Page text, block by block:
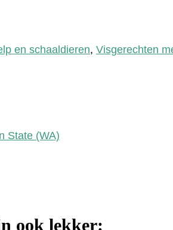
en schaaldieren, Visgerechten
State (WA)
ook lekker: